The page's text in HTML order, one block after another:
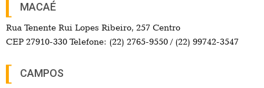
MACAÉ
Rua Tenente Rui Lopes Ribeiro, 257 Centro
CEP 27910-330 Telefone: (22) 2765-9550 / (22) 99742-3547
CAMPOS